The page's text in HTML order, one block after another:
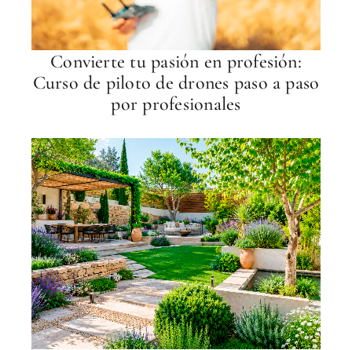
Convierte tu pasión en profesión:
Curso de piloto de drones paso a paso
por profesionales